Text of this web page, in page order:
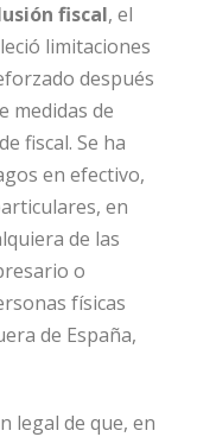
fiscal, el
limitaciones
después
medidas de
fiscal. Se ha
en efectivo,
en
de las
o
físicas
de España,
legal de que, en